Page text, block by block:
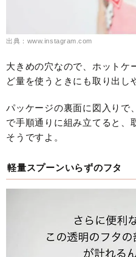
出典：www.instagram.com
大きめの穴なので、ホットケ
ど量を使うときにも取り出
パッケージの裏面に図入りで
で手順通りに組み立てると、
そうですよ。
軽量スプーンいらずのフタ